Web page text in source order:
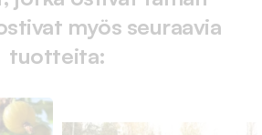
myös seuraavia
tuotteita: